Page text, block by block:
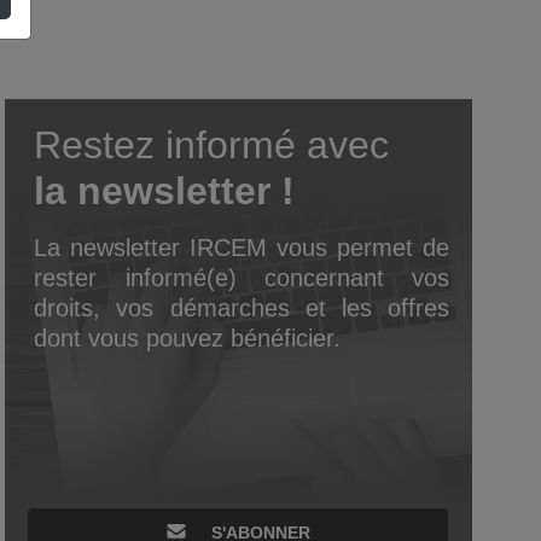
Restez informé avec
la newsletter !
La newsletter IRCEM vous permet de
rester informé(e) concernant vos
droits, vos démarches et les offres
dont vous pouvez bénéficier.
S'ABONNER